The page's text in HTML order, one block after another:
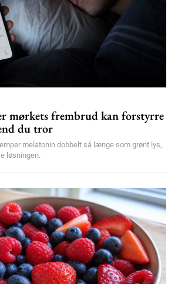
mørkets frembrud kan forstyrre
du tror
melatonin dobbelt så længe som grønt lys,
løsningen.